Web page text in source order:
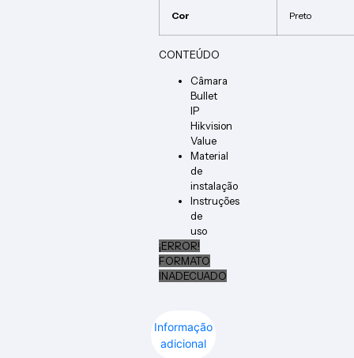
Informação
adicional
Cor Preto
CONTEÚDO
Câmara
Bullet
IP
Hikvision
Value
Material
de
instalação
Instruções
de
uso
¡ERROR!
FORMATO
INADECUADO